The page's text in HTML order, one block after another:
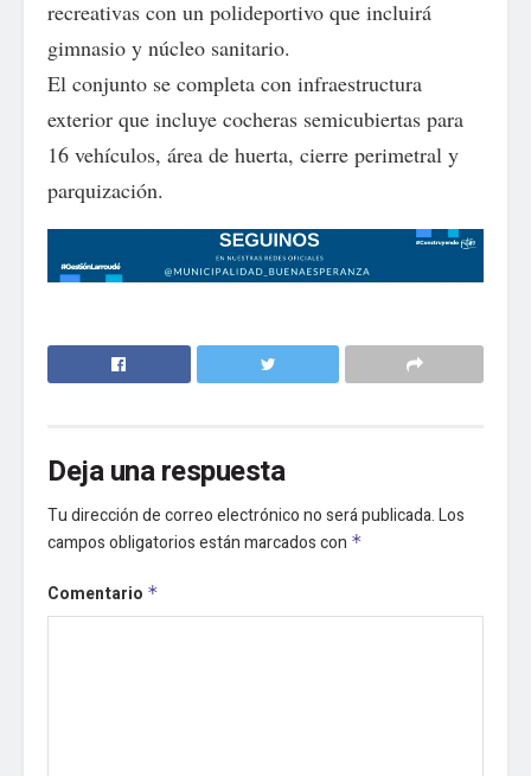
recreativas con un polideportivo que incluirá
gimnasio y núcleo sanitario.
El conjunto se completa con infraestructura
exterior que incluye cocheras semicubiertas para
16 vehículos, área de huerta, cierre perimetral y
parquización.
Deja una respuesta
Tu dirección de correo electrónico no será publicada.Los
campos obligatorios están marcados con *
Comentario *